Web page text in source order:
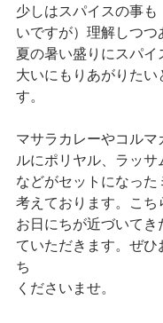
少しはスパイスの事
いですが）理解しつつ
夏の暑い盛りにスパイ
大いにもりあがりたい
す。
マサラカレーやコル
ルにポリヤル、ラッサ
などがセットになっ
考えております。こち
お日にちが近づいて
ていただきます。ぜ
ち
くださいませ。